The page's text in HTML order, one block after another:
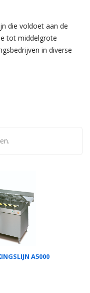
die voldoet aan de
tot middelgrote
in diverse
A5000